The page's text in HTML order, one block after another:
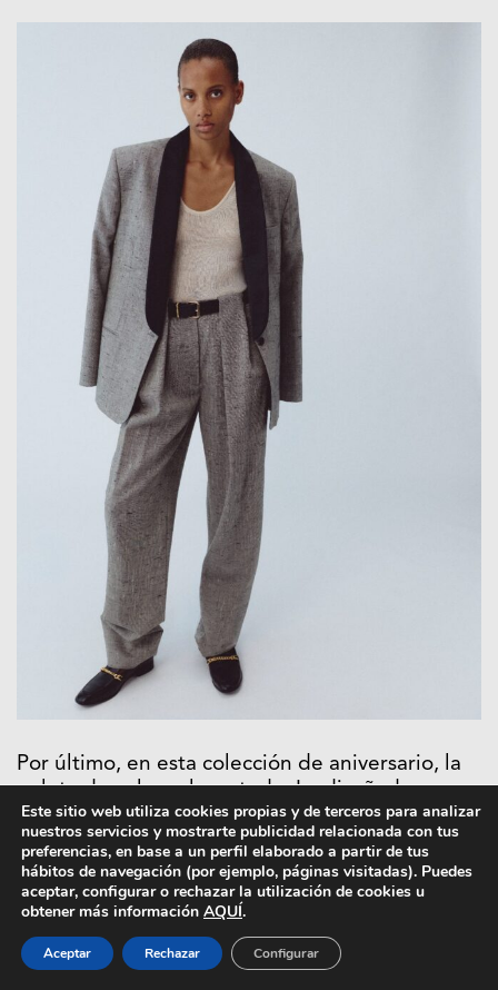
Por último, en esta colección de aniversario, la
paleta de colores lo es todo. La diseñadora
combina lo corporativo con lo lúdico, uniendo
tonos propios de oficina con otros más propios
de la noche. Entre ellos destacan el negro y el
blanco, el azul eléctrico como protagonista, así
como los tonos joya, además de fuertes
contrastes entre sobriedad y fantasía que
refuerzan estas combinaciones.
Este sitio web utiliza cookies propias y de terceros para analizar
nuestros servicios y mostrarte publicidad relacionada con tus
preferencias, en base a un perfil elaborado a partir de tus
hábitos de navegación (por ejemplo, páginas visitadas). Puedes
aceptar, configurar o rechazar la utilización de cookies u
obtener más información AQUÍ.
Aceptar Rechazar Configurar